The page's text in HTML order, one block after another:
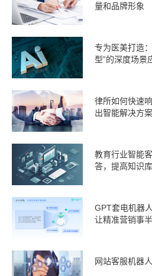
量和品牌形象
专为医美打造
型”的深度场景
律所如何快速
出智能解决方案
教育行业智能
答，提高知识
GPT套电机器
让精准营销事半
网站客服机器